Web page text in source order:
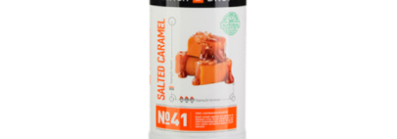
КОФЕМАШИНЫ НА ЦЕЛЬНОМ МОЛОКЕ
ТРАДИЦИОННЫЕ ЭСПРЕССО-МАШИНЫ